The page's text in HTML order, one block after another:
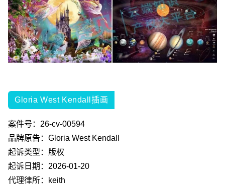
Gloria West Kendall插画
案件号： 26-cv-00594
品牌原告： Gloria West Kendall
起诉类型：版权
起诉日期： 2026-01-20
代理律所：
keith